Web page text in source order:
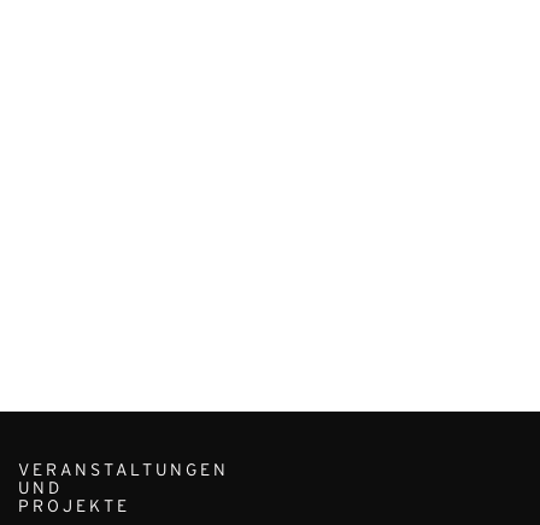
VERANSTALTUNGEN
UND
PROJEKTE